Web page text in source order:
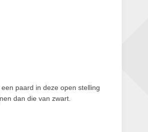
paard in deze open stelling
dan die van zwart.